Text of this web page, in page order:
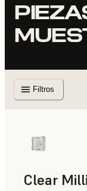
Filtros
Clear